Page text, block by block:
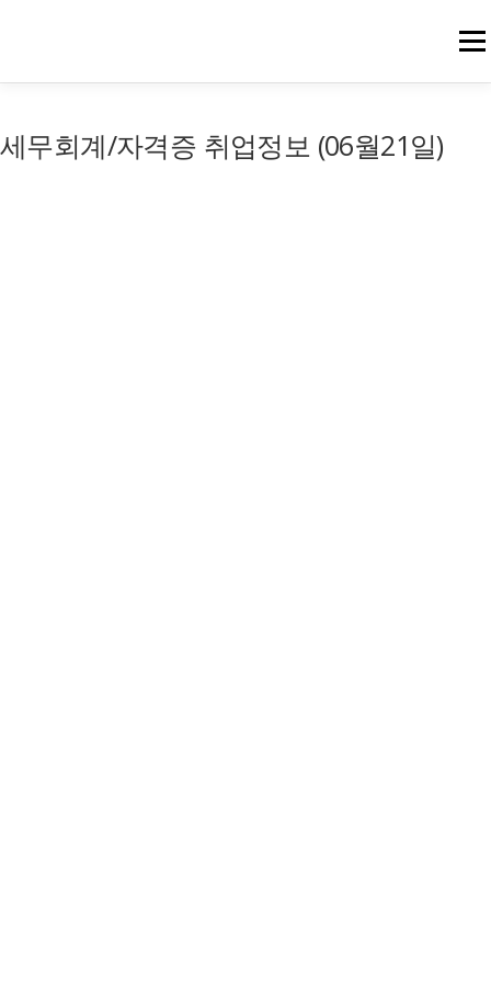
메뉴
세무회계/자격증 취업정보 (06월21일)